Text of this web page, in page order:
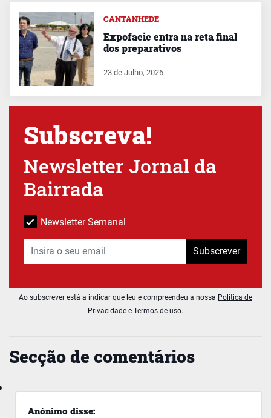
Secção de comentários
Anónimo disse:
CANTANHEDE
Expofacic entra na reta final
dos preparativos
23 de Julho, 2026
Subscreva!
Newsletter Jornal da
Bairrada
Newsletter Semanal
Subscrever
Ao subscrever está a indicar que leu e compreendeu a nossa Política de
Privacidade e Termos de uso.